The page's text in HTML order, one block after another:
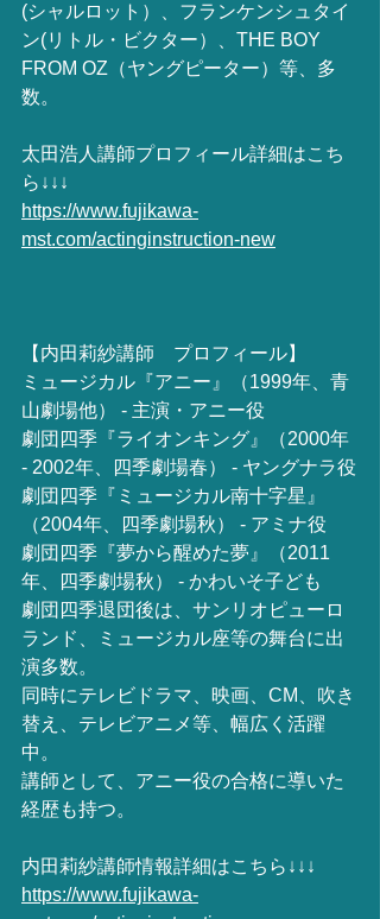
(シャルロット）、フランケンシュタイ
ン(リトル・ビクター）、THE BOY
FROM OZ（ヤングピーター）等、多
数。
太田浩人講師プロフィール詳細はこち
ら↓↓↓
https://www.fujikawa-
mst.com/actinginstruction-new
【内田莉紗講師　プロフィール】
ミュージカル『アニー』（1999年、青
山劇場他） - 主演・アニー役
劇団四季『ライオンキング』（2000年
- 2002年、四季劇場春） - ヤングナラ役
劇団四季『ミュージカル南十字星』
（2004年、四季劇場秋） - アミナ役
劇団四季『夢から醒めた夢』（2011
年、四季劇場秋） - かわいそ子ども
劇団四季退団後は、サンリオピューロ
ランド、ミュージカル座等の舞台に出
演多数。
同時にテレビドラマ、映画、CM、吹き
替え、テレビアニメ等、幅広く活躍
中。
講師として、アニー役の合格に導いた
経歴も持つ。
内田莉紗講師情報詳細はこちら↓↓↓
https://www.fujikawa-